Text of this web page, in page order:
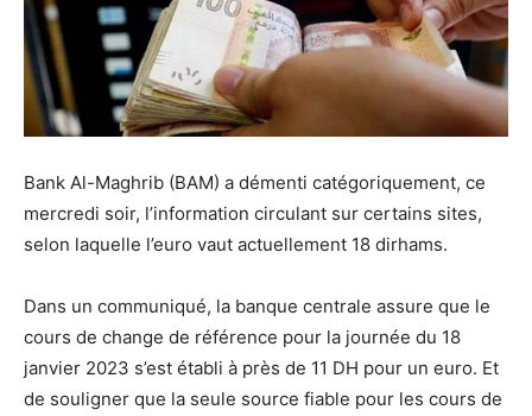
Bank Al-Maghrib (BAM) a démenti catégoriquement, ce
mercredi soir, l’information circulant sur certains sites,
selon laquelle l’euro vaut actuellement 18 dirhams.
Dans un communiqué, la banque centrale assure que le
cours de change de référence pour la journée du 18
janvier 2023 s’est établi à près de 11 DH pour un euro. Et
de souligner que la seule source fiable pour les cours de